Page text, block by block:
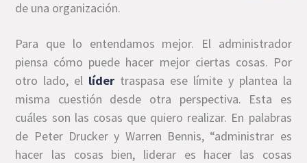
de una organización.
Para que lo entendamos mejor. El administrador
piensa cómo puede hacer mejor ciertas cosas. Por
otro lado, el líder traspasa ese límite y plantea la
misma cuestión desde otra perspectiva. Esta es
cuáles son las cosas que quiero realizar. En palabras
de Peter Drucker y Warren Bennis, “administrar es
hacer las cosas bien, liderar es hacer las cosas